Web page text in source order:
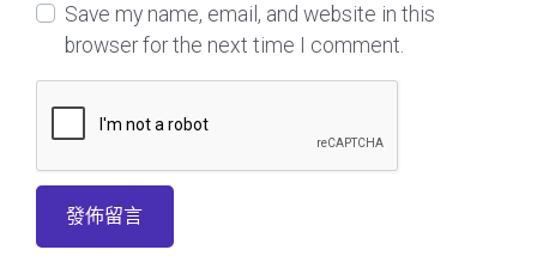
Save my name, email, and website in this
browser for the next time I comment.